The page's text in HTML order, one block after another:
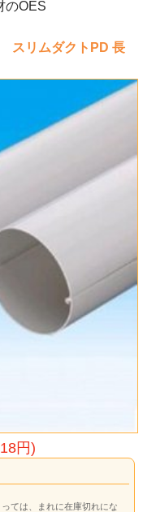
のOES
スリムダクトPD 長
円)
ては、まれに在庫切れにな